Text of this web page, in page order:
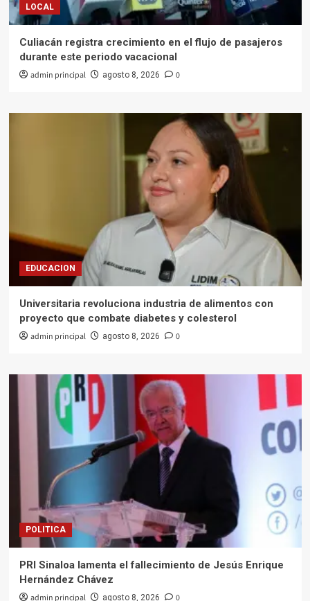
LOCAL
Culiacán registra crecimiento en el flujo de pasajeros
durante este periodo vacacional
admin principal agosto 8, 2026 0
EDUCACION
Universitaria revoluciona industria de alimentos con
proyecto que combate diabetes y colesterol
admin principal agosto 8, 2026 0
POLITICA
PRI Sinaloa lamenta el fallecimiento de Jesús Enrique
Hernández Chávez
admin principal agosto 8, 2026 0